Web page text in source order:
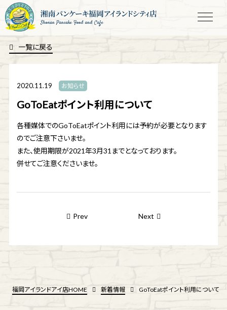
Shonan Pancake Food and Cafe
一覧に戻る
2020.11.19 お知らせ
GoToEatポイント利用について
各種媒体でのGoToEatポイント利用には予約が必要となります
のでご注意下さいませ。
また、使用期限が2021年3月31までとなっております。
併せてご注意くださいませ。
Prev Next
福岡アイランドアイ店HOME 新着情報 GoToEatポイント利用について